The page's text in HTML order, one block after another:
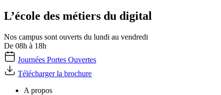
L’école des métiers du digital
Nos campus sont ouverts du lundi au vendredi
De 08h à 18h
Journées Portes Ouvertes
Télécharger la brochure
A propos